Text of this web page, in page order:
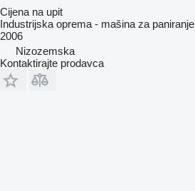
Cijena na upit
Industrijska oprema - mašina za paniranje
2006
Nizozemska
Kontaktirajte prodavca